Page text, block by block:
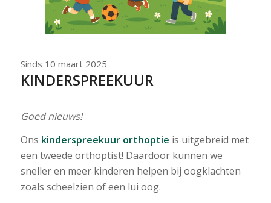
Sinds 10 maart 2025
KINDERSPREEKUUR
Goed nieuws!
Ons kinderspreekuur orthoptie is uitgebreid met
een tweede orthoptist! Daardoor kunnen we
sneller en meer kinderen helpen bij oogklachten
zoals scheelzien of een lui oog.